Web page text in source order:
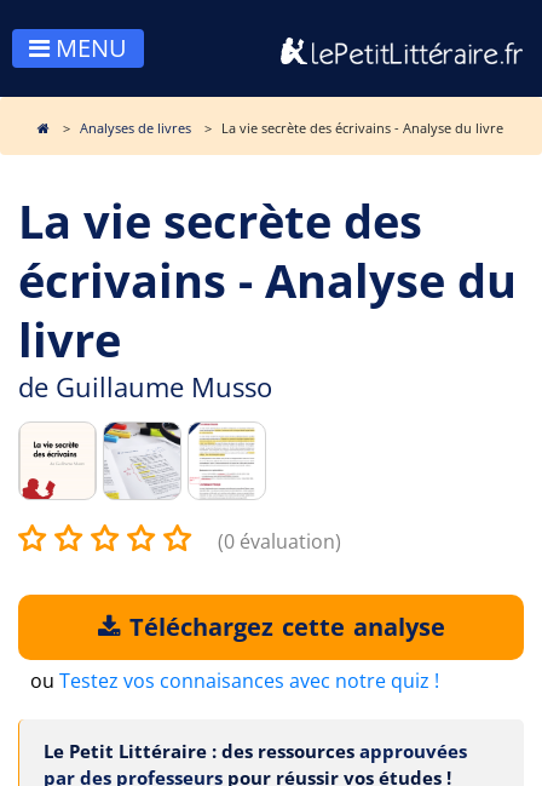
MENU
Analyses de livres La vie secrète des écrivains - Analyse du livre
La vie secrète des
écrivains - Analyse du
livre
de Guillaume Musso
(0 évaluation)
Téléchargez cette analyse
ou Testez vos connaisances avec notre quiz !
Le Petit Littéraire : des ressources approuvées
par des professeurs pour réussir vos études !